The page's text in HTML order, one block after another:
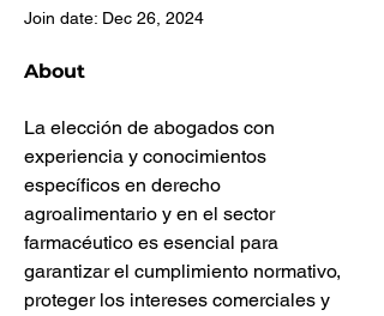
Join date: Dec 26, 2024
About
La elección de abogados con
experiencia y conocimientos
específicos en derecho
agroalimentario y en el sector
farmacéutico es esencial para
garantizar el cumplimiento normativo,
proteger los intereses comerciales y